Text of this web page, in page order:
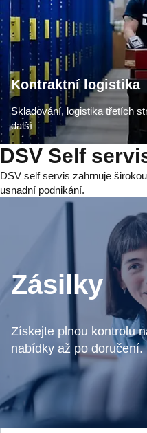
Kontraktní logistika
Skladování, logistika třetích
další
DSV Self
DSV self servis zahrnuje
usnadní podnikání.
Zásilky
Získejte plnou kontrolu
nabídky až po doručení.